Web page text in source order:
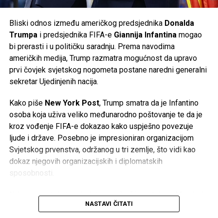
Volkswagen je ranije potvrdio da će do kraja decenije u
35.000biti u matičnom brendu Volkswagen, dok će
ostatak biti raspoređen na kompanije unutar grupacije,
uključujući AudiiPorsche. Do sada je više od37.000
zaposlenihveć prihvatilo programe dobrovoljnog odlaska
iz kompanije.
evropski proizvođač automobila nalazi pred jednim od
najvećih izazova u svojoj historiji, dok će naredni mjeseci
biti ključni za budući smjer razvoja kompanije.
Share Post
Share
Mail
Bliski odnos između američkog predsjednika Donalda
Trumpa i predsjednika FIFA-e Giannija Infantina mogao
bi prerasti i u političku saradnju. Prema navodima
američkih medija, Trump razmatra mogućnost da upravo
prvi čovjek svjetskog nogometa postane naredni generalni
sekretar Ujedinjenih nacija.
Kako piše New York Post, Trump smatra da je Infantino
osoba koja uživa veliko međunarodno poštovanje te da je
kroz vođenje FIFA-e dokazao kako uspješno povezuje
ljude i države. Posebno je impresioniran organizacijom
Svjetskog prvenstva, održanog u tri zemlje, što vidi kao
dokaz njegovih organizacijskih i diplomatskih
sposobnosti.
Njihovo prijateljstvo dodatno je učvršćeno tokom Mundijala,
gdje je Trump bio uključen u brojne aktivnosti vezane za
NASTAVI ČITATI